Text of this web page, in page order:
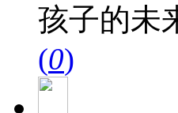
孩子的未
(0)